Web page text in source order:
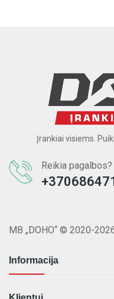
Įrankiai visiems.
Reikia
MB „DOHO“ © 2020-
Informacija